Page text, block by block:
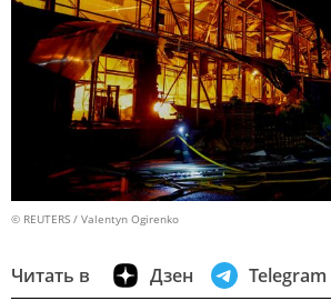
© REUTERS / Valentyn Ogirenko
Читать в Дзен Telegram